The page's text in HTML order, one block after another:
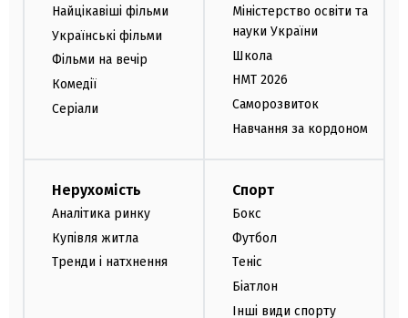
Найцікавіші фільми
Українські фільми
Фільми на вечір
Комедії
Серіали
Міністерство освіти та
науки України
Школа
НМТ 2026
Саморозвиток
Навчання за кордоном
Нерухомість
Аналітика ринку
Купівля житла
Тренди і натхнення
Спорт
Бокс
Футбол
Теніс
Біатлон
Інші види спорту